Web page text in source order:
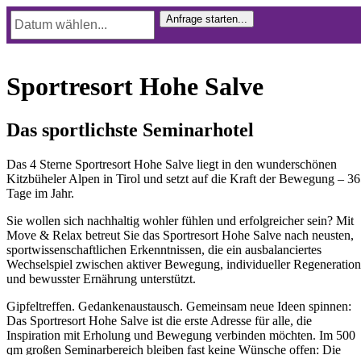
Sportresort Hohe Salve
Das sportlichste Seminarhotel
Das 4 Sterne Sportresort Hohe Salve liegt in den wunderschönen
Kitzbüheler Alpen in Tirol und setzt auf die Kraft der Bewegung –
Tage im Jahr.
Sie wollen sich nachhaltig wohler fühlen und erfolgreicher sein? Mit
Move & Relax betreut Sie das Sportresort Hohe Salve nach neusten,
sportwissenschaftlichen Erkenntnissen, die ein ausbalanciertes
Wechselspiel zwischen aktiver Bewegung, individueller Regeneration
und bewusster Ernährung unterstützt.
Gipfeltreffen. Gedankenaustausch. Gemeinsam neue Ideen spinnen:
Das Sportresort Hohe Salve ist die erste Adresse für alle, die
Inspiration mit Erholung und Bewegung verbinden möchten. Im 500
qm großen Seminarbereich bleiben fast keine Wünsche offen: Die